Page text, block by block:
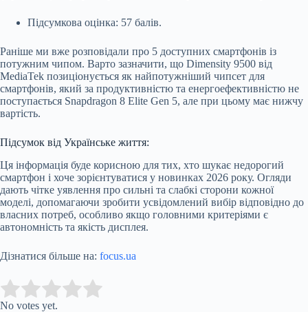
Підсумкова оцінка: 57 балів.
Раніше ми вже розповідали про 5 доступних смартфонів із
потужним чипом. Варто зазначити, що Dimensity 9500 від
MediaTek позиціонується як найпотужніший чипсет для
смартфонів, який за продуктивністю та енергоефективністю не
поступається Snapdragon 8 Elite Gen 5, але при цьому має нижчу
вартість.
Підсумок від Українське життя:
Ця інформація буде корисною для тих, хто шукає недорогий
смартфон і хоче зорієнтуватися у новинках 2026 року. Огляди
дають чітке уявлення про сильні та слабкі сторони кожної
моделі, допомагаючи зробити усвідомлений вибір відповідно до
власних потреб, особливо якщо головними критеріями є
автономність та якість дисплея.
Дізнатися більше на: focus.ua
Rate this item:
No votes yet.